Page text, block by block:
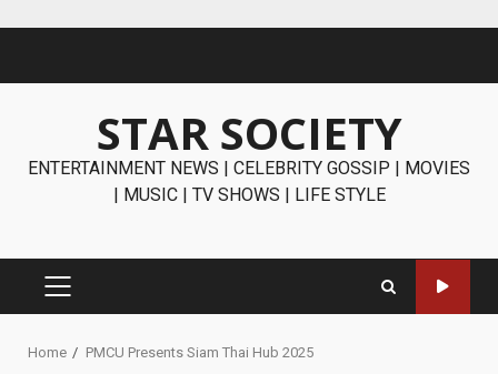
STAR SOCIETY
ENTERTAINMENT NEWS | CELEBRITY GOSSIP | MOVIES
| MUSIC | TV SHOWS | LIFE STYLE
PRIMARY
Home PMCU Presents Siam Thai Hub 2025